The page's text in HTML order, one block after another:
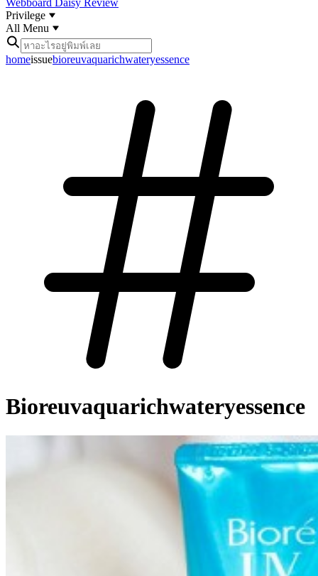
Webboard Daisy Review
Privilege
All Menu
homeissuebioreuvaquarichwateryessence
Bioreuvaquarichwateryessence